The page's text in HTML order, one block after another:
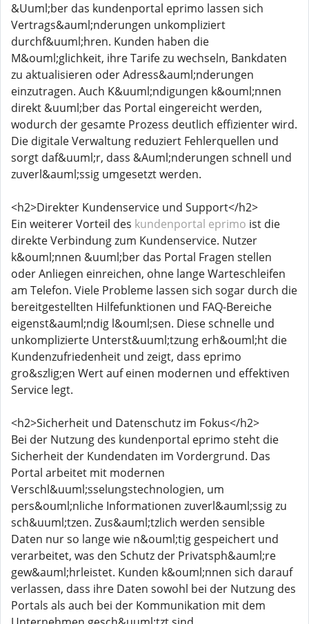
&Uuml;ber das kundenportal eprimo lassen sich
Vertrags&auml;nderungen unkompliziert
durchf&uuml;hren. Kunden haben die
M&ouml;glichkeit, ihre Tarife zu wechseln, Bankdaten
zu aktualisieren oder Adress&auml;nderungen
einzutragen. Auch K&uuml;ndigungen k&ouml;nnen
direkt &uuml;ber das Portal eingereicht werden,
wodurch der gesamte Prozess deutlich effizienter wird.
Die digitale Verwaltung reduziert Fehlerquellen und
sorgt daf&uuml;r, dass &Auml;nderungen schnell und
zuverl&auml;ssig umgesetzt werden.
<h2>Direkter Kundenservice und Support</h2>
Ein weiterer Vorteil des kundenportal eprimo ist die
direkte Verbindung zum Kundenservice. Nutzer
k&ouml;nnen &uuml;ber das Portal Fragen stellen
oder Anliegen einreichen, ohne lange Warteschleifen
am Telefon. Viele Probleme lassen sich sogar durch die
bereitgestellten Hilfefunktionen und FAQ-Bereiche
eigenst&auml;ndig l&ouml;sen. Diese schnelle und
unkomplizierte Unterst&uuml;tzung erh&ouml;ht die
Kundenzufriedenheit und zeigt, dass eprimo
gro&szlig;en Wert auf einen modernen und effektiven
Service legt.
<h2>Sicherheit und Datenschutz im Fokus</h2>
Bei der Nutzung des kundenportal eprimo steht die
Sicherheit der Kundendaten im Vordergrund. Das
Portal arbeitet mit modernen
Verschl&uuml;sselungstechnologien, um
pers&ouml;nliche Informationen zuverl&auml;ssig zu
sch&uuml;tzen. Zus&auml;tzlich werden sensible
Daten nur so lange wie n&ouml;tig gespeichert und
verarbeitet, was den Schutz der Privatsph&auml;re
gew&auml;hrleistet. Kunden k&ouml;nnen sich darauf
verlassen, dass ihre Daten sowohl bei der Nutzung des
Portals als auch bei der Kommunikation mit dem